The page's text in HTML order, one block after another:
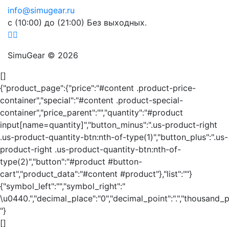
info@simugear.ru
с (10:00) до (21:00) Без выходных.
SimuGear © 2026
[]
{"product_page":{"price":"#content .product-price-
container","special":"#content .product-special-
container","price_parent":"","quantity":"#product
input[name=quantity]","button_minus":".us-product-right
.us-product-quantity-btn:nth-of-type(1)","button_plus":".us-
product-right .us-product-quantity-btn:nth-of-
type(2)","button":"#product #button-
cart","product_data":"#content #product"},"list":""}
{"symbol_left":"","symbol_right":"
"}
[]